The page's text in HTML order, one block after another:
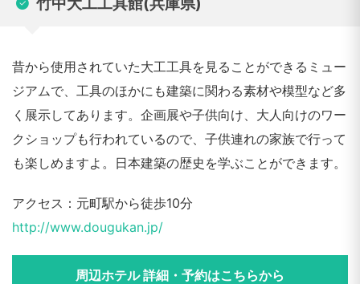
昔から使用されていた大工工具を見ることができるミュー
ジアムで、工具のほかにも建築に関わる素材や模型など多
く展示してあります。企画展や子供向け、大人向けのワー
クショップも行われているので、子供連れの家族で行って
も楽しめますよ。日本建築の歴史を学ぶことができます。
アクセス：元町駅から徒歩10分
http://www.dougukan.jp/
周辺ホテル 詳細・予約はこちらから